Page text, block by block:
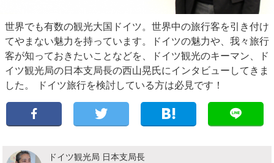
世界でも有数の観光大国ドイツ。世界中の旅行客を引き付け
てやまない魅力を持っています。ドイツの魅力や、我々旅行
客が知っておきたいことなどを、ドイツ観光のキーマン、ド
イツ観光局の日本支局長の西山晃氏にインタビューしてきま
した。 ドイツ旅行を検討している方は必見です！
ドイツ観光局 日本支局長